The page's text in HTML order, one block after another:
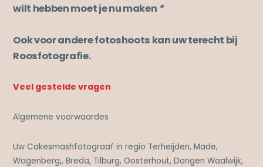
wilt hebben moet je nu maken *
Ook voor andere fotoshoots kan uw terecht bij
Roosfotografie.
Veel gestelde vragen
Algemene voorwaardes
Uw Cakesmashfotograaf in regio Terheijden, Made,
Wagenberg,, Breda, Tilburg, Oosterhout, Dongen Waalwijk,